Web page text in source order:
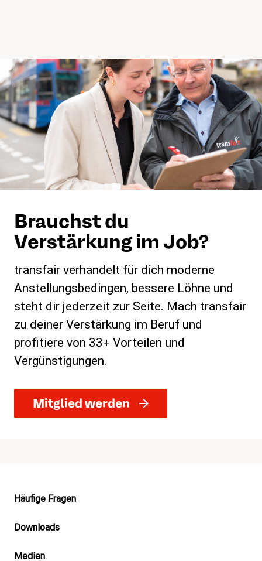
Brauchst du
Verstärkung im Job?
transfair verhandelt für dich moderne
Anstellungsbedingen, bessere Löhne und
steht dir jederzeit zur Seite. Mach transfair
zu deiner Verstärkung im Beruf und
profitiere von 33+ Vorteilen und
Vergünstigungen.
Mitglied werden
Footer
Häufige Fragen
Downloads
Medien